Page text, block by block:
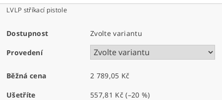
LVLP stříkací pistole
Dostupnost Zvolte variantu
Provedení
Běžná cena 2 789,05 Kč
Ušetříte 557,81 Kč(–20 %)